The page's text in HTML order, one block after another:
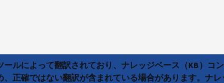
ルによって翻訳されており、ナレッジベース（KB）
正確ではない翻訳が含まれている場合があります。ナ